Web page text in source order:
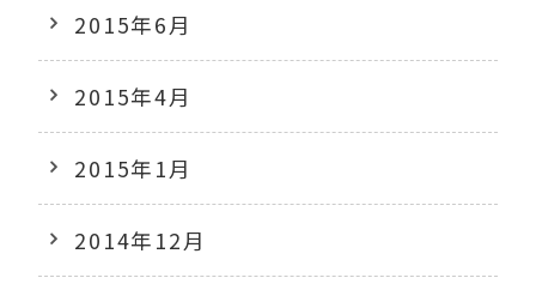
2015年6月
2015年4月
2015年1月
2014年12月